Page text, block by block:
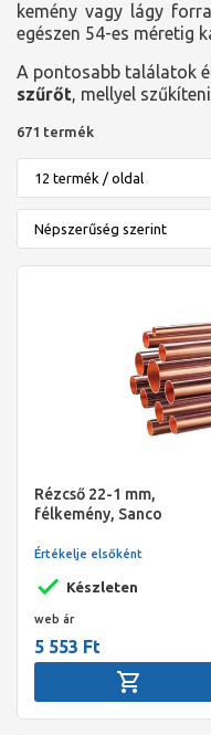
kemény vagy lágy
egészen 54-es méretig
A pontosabb találatok
szűrőt, mellyel
671 termék
Rézcső 22-1 mm,
félkemény, Sanco
Készleten
Értékelje elsőként
web ár
5 553 Ft